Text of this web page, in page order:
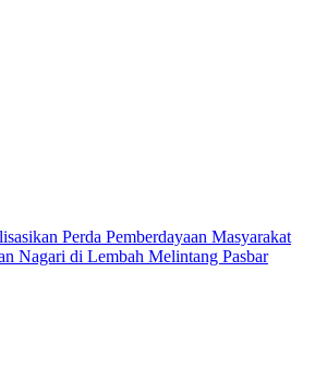
Perda Pemberdayaan Masyarakat
Nagari di Lembah Melintang Pasbar